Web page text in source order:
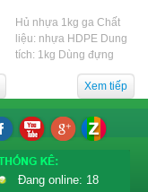
Hủ nhựa 1kg ga Chất
liệu: nhựa HDPE Dung
tích: 1kg Dùng đựng
thuốc bảo vệ thực vật,
thuốc thú y, hóa chất,...
Đang online: 18